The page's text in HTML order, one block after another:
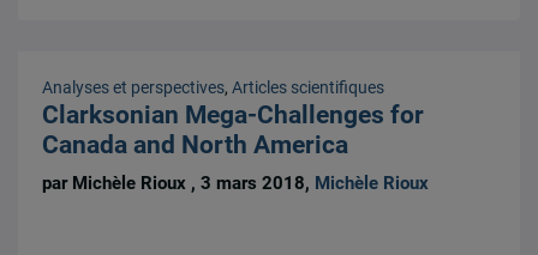
Analyses et perspectives,Articles scientifiques
Clarksonian Mega-Challenges for
Canada and North America
par Michèle Rioux , 3 mars 2018, Michèle Rioux